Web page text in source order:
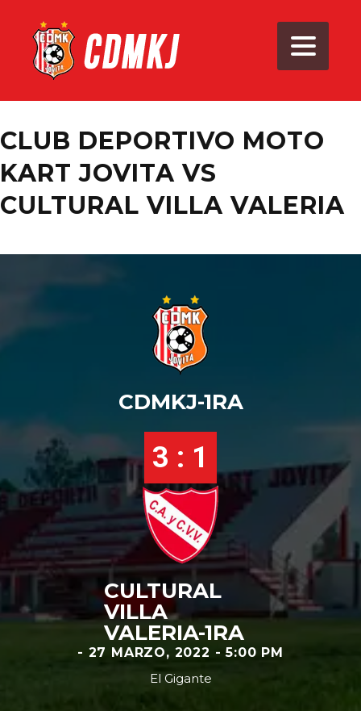
CLUB DEPORTIVO MOTO
KART JOVITA VS
CULTURAL VILLA VALERIA
CDMKJ-1RA
3 : 1
CULTURAL
VILLA
VALERIA-1RA
- 27 MARZO, 2022 - 5:00 PM
El Gigante